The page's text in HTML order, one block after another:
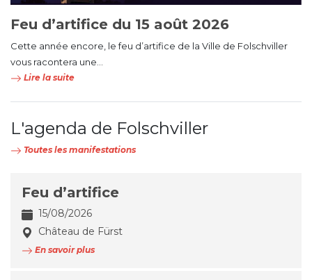
Feu d’artifice du 15 août 2026
Cette année encore, le feu d’artifice de la Ville de Folschviller
vous racontera une...
Lire la suite
L'agenda de Folschviller
Toutes les manifestations
Feu d’artifice
15/08/2026
Château de Fürst
En savoir plus